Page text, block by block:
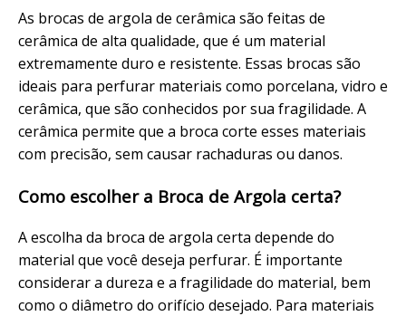
As brocas de argola de cerâmica são feitas de
cerâmica de alta qualidade, que é um material
extremamente duro e resistente. Essas brocas são
ideais para perfurar materiais como porcelana, vidro e
cerâmica, que são conhecidos por sua fragilidade. A
cerâmica permite que a broca corte esses materiais
com precisão, sem causar rachaduras ou danos.
Como escolher a Broca de Argola certa?
A escolha da broca de argola certa depende do
material que você deseja perfurar. É importante
considerar a dureza e a fragilidade do material, bem
como o diâmetro do orifício desejado. Para materiais